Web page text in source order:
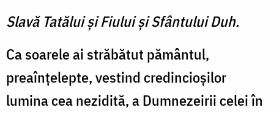
Slavă Tatălui şi Fiului şi Sfântului Duh.
Ca soarele ai străbătut pământul,
preaînţelepte, vestind credincioşilor
lumina cea nezidită, a Dumnezeirii celei în